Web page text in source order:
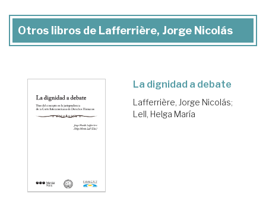
Otros libros de Lafferrière, Jorge Nicolás
La dignidad a debate
Lafferrière, Jorge Nicolás;
Lell, Helga María